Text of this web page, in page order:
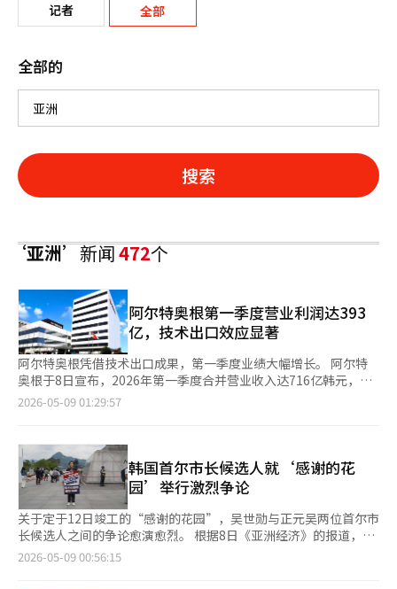
记者 全部
全部的
搜索
‘亚洲’新闻472个
阿尔特奥根第一季度营业利润达393
亿，技术出口效应显著
阿尔特奥根凭借技术出口成果，第一季度业绩大幅增长。 阿尔特
奥根于8日宣布，2026年第一季度合并营业收入达716亿韩元，营
业利润393亿韩元（营业利润率54.9%），净利润713亿韩元。 此
合同，用于免疫抗癌药物“吉姆帕瑞”的皮下注射（SC）剂型开
发，随后在3月与生物基因公司签署了总额为5.79亿美元的追加合
同。 海博酶是将静脉注射（IV）药物转化为皮下注射（SC）的平
台，能够缩短给药时间，提高患者便利性。这一平台也可用于全球
制药公司的主要产品生命周期延长策略。 特别是，应用ALT-B4的
默沙东免疫抗癌药物“基特鲁达”SC剂型的推出，证明了技术竞
争力。由此，全球制药公司对剂型转换的需求不断扩大，阿尔特奥
根的技术关注度也在上升。 阿尔特奥根建立了基于积累的物质转
2026-05-09 01:29:57
韩国首尔市长候选人就‘感谢的花
园’举行激烈争论
关于定于12日竣工的“感谢的花园”，吴世勋与正元吴两位首尔市
长候选人之间的争论愈演愈烈。 根据8日《亚洲经济》的报道，国
民力量的首尔市长候选人吴世勋计划参加12日的“感谢的花园”竣
2026-05-09 00:56:15